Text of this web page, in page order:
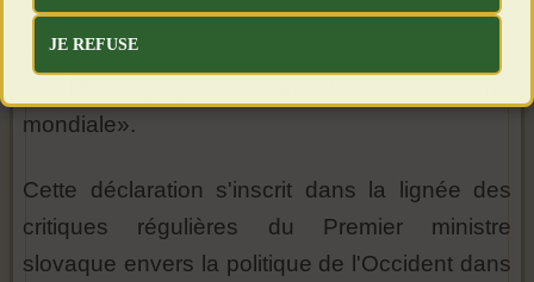
cette initiative. Fico a averti que l'élargissement
de l'OTAN dans ce contexte pourrait «créer les
mondiale».
Cette déclaration s'inscrit dans la lignée des
critiques régulières du Premier ministre
slovaque envers la politique de l'Occident dans
JE REFUSE